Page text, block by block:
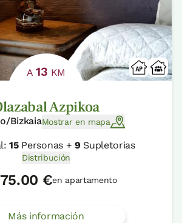
A13 KM
Azpikoa
BizkaiaMostrar en mapa
15Personas + 9 Supletorias
Distribución
75.00 €en apartamento
Más información